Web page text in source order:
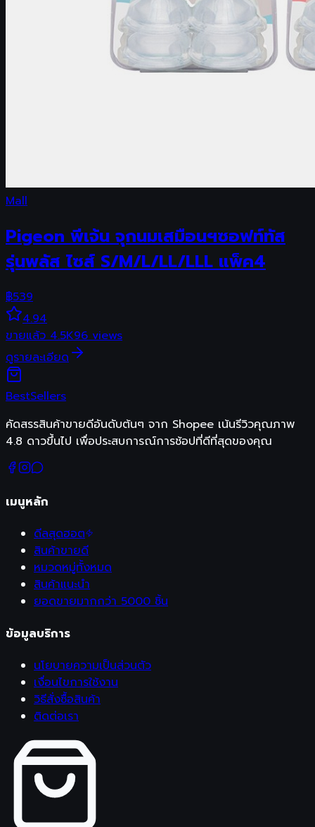
Mall
Pigeon พีเจ้น จุกนมเสมือนฯซอฟท์ทัส
รุ่นพลัส ไซส์ S/M/L/LL/LLL แพ็ค4
฿539
4.94
ขายแล้ว 4.5K96 views
ดูรายละเอียด
BestSellers
คัดสรรสินค้าขายดีอันดับต้นๆ จาก Shopee เน้นรีวิวคุณภาพ
4.8 ดาวขึ้นไป เพื่อประสบการณ์การช้อปที่ดีที่สุดของคุณ
เมนูหลัก
ดีลสุดฮอต
สินค้าขายดี
หมวดหมู่ทั้งหมด
สินค้าแนะนำ
ยอดขายมากกว่า 5000 ชิ้น
ข้อมูลบริการ
นโยบายความเป็นส่วนตัว
เงื่อนไขการใช้งาน
วิธีสั่งซื้อสินค้า
ติดต่อเรา